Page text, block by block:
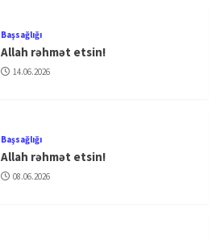
Başsağlığı
Allah rəhmət etsin!
14.06.2026
Başsağlığı
Allah rəhmət etsin!
08.06.2026